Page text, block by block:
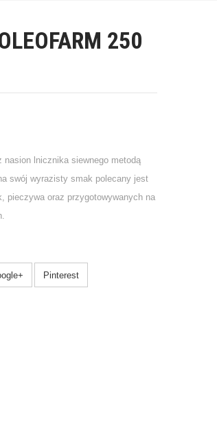
250
nasion lnicznika siewnego metodą
swój wyrazisty smak polecany jest
pieczywa oraz przygotowywanych na
Pinterest